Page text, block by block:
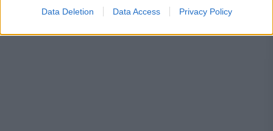
Data Deletion Data Access Privacy Policy